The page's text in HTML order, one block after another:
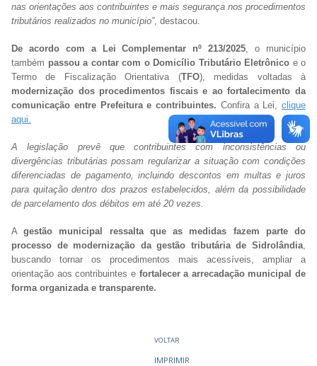
nas orientações aos contribuintes e mais segurança nos procedimentos
tributários realizados no município”, destacou.
De acordo com a Lei Complementar nº 213/2025 , o município
também passou a contar com o Domicílio Tributário Eletrônico e o
Termo de Fiscalização Orientativa (TFO), medidas voltadas à
modernização dos procedimentos fiscais e ao fortalecimento da
comunicação entre Prefeitura e contribuintes. Confira a Lei, clique
aqui.
A legislação prevê que contribuintes com inconsistências ou
divergências tributárias possam regularizar a situação com condições
diferenciadas de pagamento, incluindo descontos em multas e juros
para quitação dentro dos prazos estabelecidos, além da possibilidade
de parcelamento dos débitos em até 20 vezes.
Agestão municipal ressalta que as medidas fazem parte do
processo de modernização da gestão tributária de Sidrolândia,
buscando tornar os procedimentos mais acessíveis, ampliar a
orientação aos contribuintes e fortalecer a arrecadação municipal de
forma organizada e transparente.
VOLTAR
IMPRIMIR